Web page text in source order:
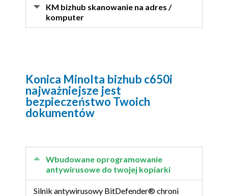
KM bizhub skanowanie na adres /
komputer
Konica Minolta bizhub c650i
najważniejsze jest
bezpieczeństwo Twoich
dokumentów
Wbudowane oprogramowanie
antywirusowe do twojej kopiarki
Silnik antywirusowy BitDefender® chroni